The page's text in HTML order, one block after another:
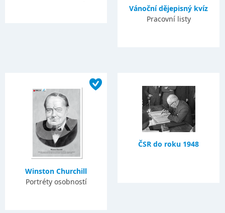
Vánoční dějepisný kvíz
Pracovní listy
Winston Churchill
Portréty osobností
ČSR do roku 1948